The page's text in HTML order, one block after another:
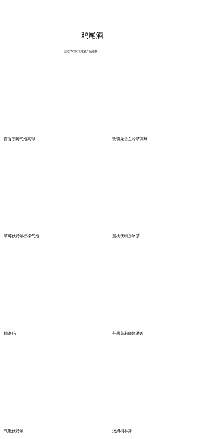
鸡尾酒
超过20款鸡尾酒产品选择
百香朗姆气泡高球 玫瑰龙舌兰冷萃高球
草莓伏特加柠檬气泡 蜜桃伏特加冰茶
帕洛玛 芒果茉莉朗姆潘趣
气泡伏特加 汤姆柯林斯